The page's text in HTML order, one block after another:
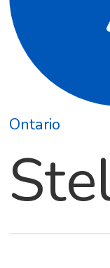
Ontario